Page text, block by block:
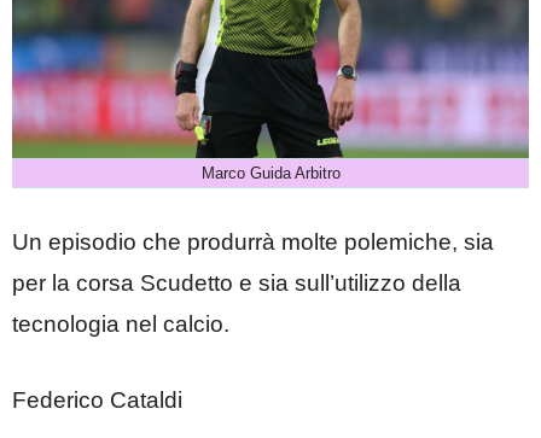
Marco Guida Arbitro
Un episodio che produrrà molte polemiche, sia
per la corsa Scudetto e sia sull’utilizzo della
tecnologia nel calcio.
Federico Cataldi